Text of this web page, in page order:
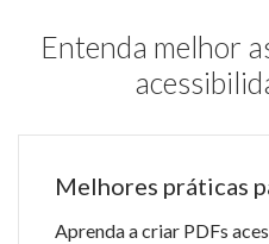
Entenda melhor
Melhores práticas
Aprenda a criar PDFs